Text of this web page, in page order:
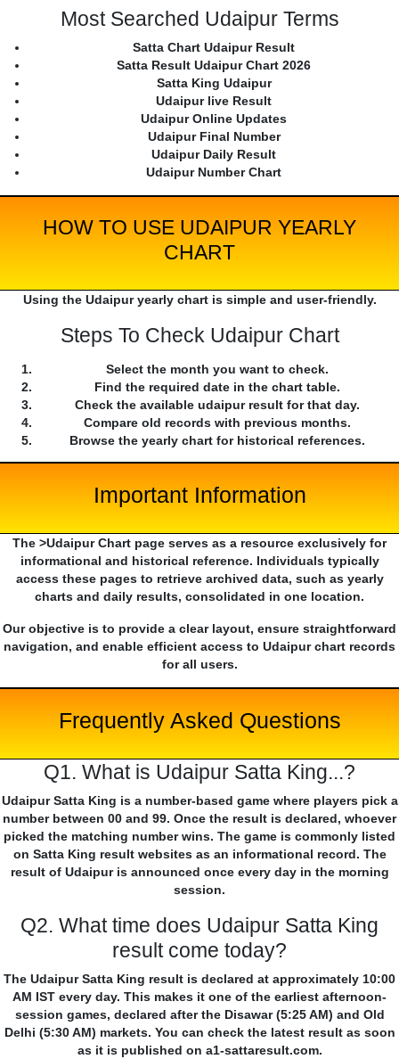
Most Searched Udaipur Terms
Satta Chart Udaipur Result
Satta Result Udaipur Chart 2026
Satta King Udaipur
Udaipur live Result
Udaipur Online Updates
Udaipur Final Number
Udaipur Daily Result
Udaipur Number Chart
HOW TO USE UDAIPUR YEARLY
CHART
Using the Udaipur yearly chart is simple and user-friendly.
Steps To Check Udaipur Chart
Select the month you want to check.
Find the required date in the chart table.
Check the available udaipur result for that day.
Compare old records with previous months.
Browse the yearly chart for historical references.
Important Information
The >Udaipur Chart page serves as a resource exclusively for
informational and historical reference. Individuals typically
access these pages to retrieve archived data, such as yearly
charts and daily results, consolidated in one location.
Our objective is to provide a clear layout, ensure straightforward
navigation, and enable efficient access to Udaipur chart records
for all users.
Frequently Asked Questions
Q1. What is Udaipur Satta King...?
Udaipur Satta King is a number-based game where players pick a
number between 00 and 99. Once the result is declared, whoever
picked the matching number wins. The game is commonly listed
on Satta King result websites as an informational record. The
result of Udaipur is announced once every day in the morning
session.
Q2. What time does Udaipur Satta King
result come today?
The Udaipur Satta King result is declared at approximately 10:00
AM IST every day. This makes it one of the earliest afternoon-
session games, declared after the Disawar (5:25 AM) and Old
Delhi (5:30 AM) markets. You can check the latest result as soon
as it is published on a1-sattaresult.com.